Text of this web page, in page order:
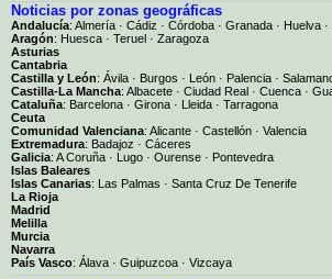
Noticias por zonas geográficas
Andalucía: Almería · Cádiz · Córdoba · Granada · Huelva ·
Aragón: Huesca · Teruel · Zaragoza
Asturias
Cantabria
Castilla y León: Ávila · Burgos · León · Palencia ·
Castilla-La Mancha: Albacete · Ciudad Real · Cuenca ·
Cataluña: Barcelona · Girona · Lleida · Tarragona
Ceuta
Comunidad Valenciana: Alicante · Castellón · Valencia
Extremadura: Badajoz · Cáceres
Galicia: A Coruña · Lugo · Ourense · Pontevedra
Islas Baleares
Islas Canarias: Las Palmas · Santa Cruz De Tenerife
La Rioja
Madrid
Melilla
Murcia
Navarra
País Vasco: Álava · Guipuzcoa · Vizcaya